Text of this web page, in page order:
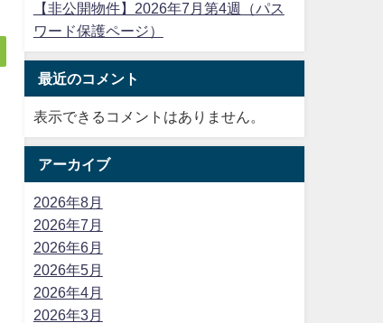
【非公開物件】2026年7月第4週（パス
ワード保護ページ）
最近のコメント
表示できるコメントはありません。
アーカイブ
2026年8月
2026年7月
2026年6月
2026年5月
2026年4月
2026年3月